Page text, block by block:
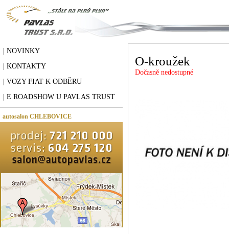
| NOVINKY
| KONTAKTY
| VOZY FIAT K ODBĚRU
| E ROADSHOW U PAVLAS TRUST
autosalon CHLEBOVICE
O-kroužek
Dočasně nedostupné